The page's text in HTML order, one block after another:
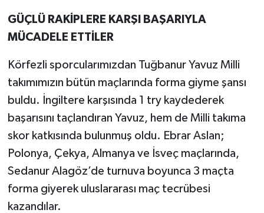
GÜÇLÜ RAKİPLERE KARŞI BAŞARIYLA
MÜCADELE ETTİLER
Körfezli sporcularımızdan Tuğbanur Yavuz Milli
takımımızın bütün maçlarında forma giyme şansı
buldu. İngiltere karşısında 1 try kaydederek
başarısını taçlandıran Yavuz, hem de Milli takıma
skor katkısında bulunmuş oldu. Ebrar Aslan;
Polonya, Çekya, Almanya ve İsveç maçlarında,
Sedanur Alagöz’de turnuva boyunca 3 maçta
forma giyerek uluslararası maç tecrübesi
kazandılar.